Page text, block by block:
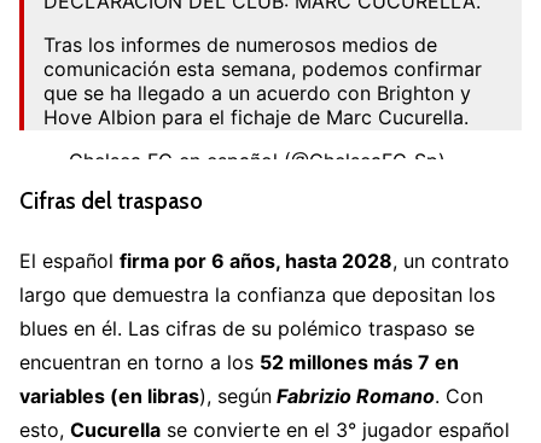
Tras los informes de numerosos medios de
comunicación esta semana, podemos confirmar
que se ha llegado a un acuerdo con Brighton y
Hove Albion para el fichaje de Marc Cucurella.
— Chelsea FC en español (@ChelseaFC_Sp)
August 5, 2022
Cifras del traspaso
El español firma por 6 años, hasta 2028, un contrato
largo que demuestra la confianza que depositan los
blues en él. Las cifras de su polémico traspaso se
encuentran en torno a los 52 millones más 7 en
variables (en libras), según Fabrizio Romano. Con
esto, Cucurella se convierte en el 3° jugador español